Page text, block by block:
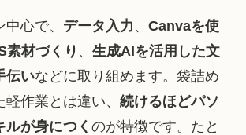
心で、 データ入力 、 Canvaを使
素材づくり 、 生成AIを活用した文
伝いなどに取り組めます。袋詰め
作業とは違い、 続けるほどパソ
ルが身につく のが特徴です。たと